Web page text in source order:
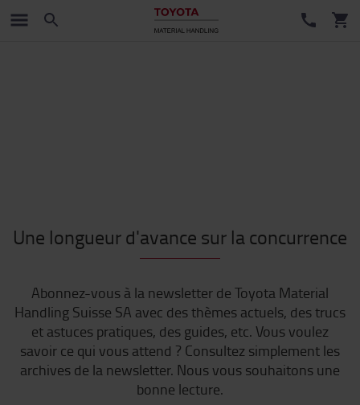
Une longueur d'avance sur la concurrence
Abonnez-vous à la newsletter de Toyota Material
Handling Suisse SA avec des thèmes actuels, des trucs
et astuces pratiques, des guides, etc. Vous voulez
savoir ce qui vous attend ? Consultez simplement les
archives de la newsletter. Nous vous souhaitons une
bonne lecture.